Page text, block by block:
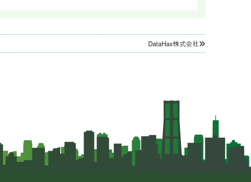
DataHax株式会社